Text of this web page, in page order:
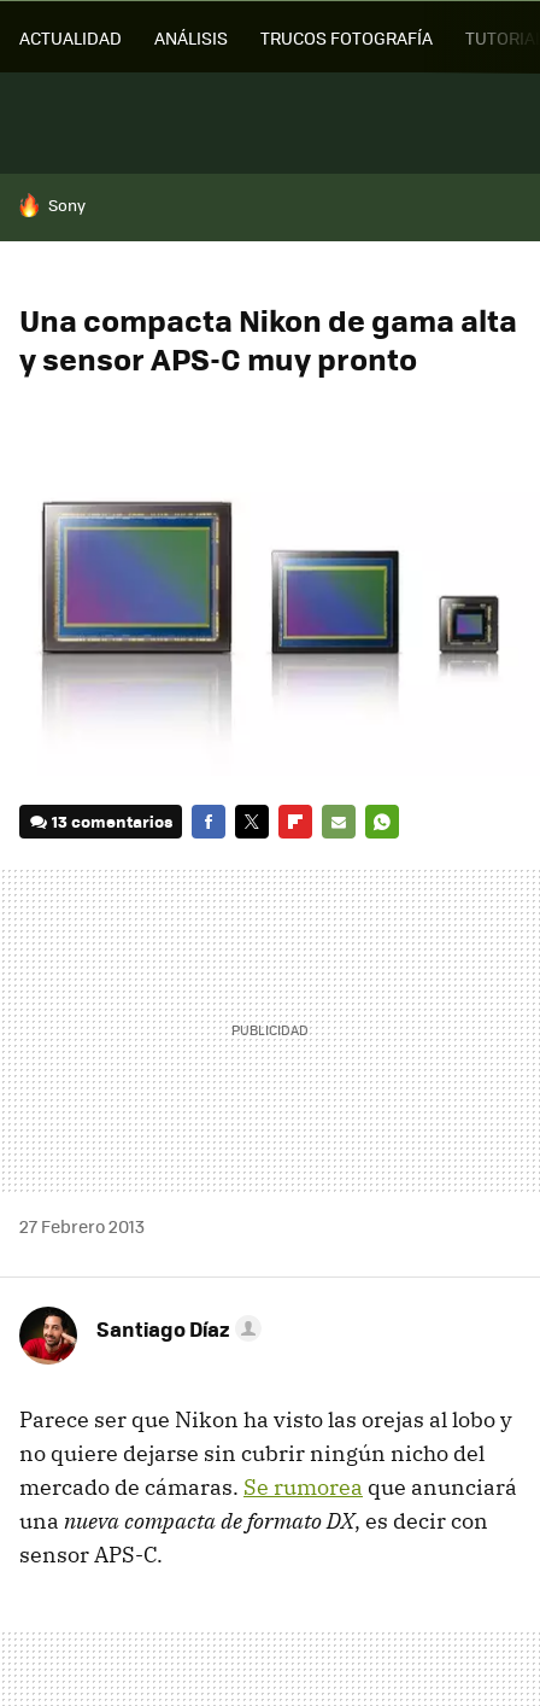
ACTUALIDAD ANÁLISIS TRUCOS FOTOGRAFÍA
HOY SE HABLA DE
Sony
Una compacta Nikon de gama alta
y sensor APS-C muy pronto
13 comentarios
MAIL
27 Febrero 2013
Santiago Díaz
Parece ser que Nikon ha visto las orejas al lobo y
no quiere dejarse sin cubrir ningún nicho del
mercado de cámaras. Se rumorea que anunciará
una nueva compacta de formato DX, es decir con
sensor APS-C.